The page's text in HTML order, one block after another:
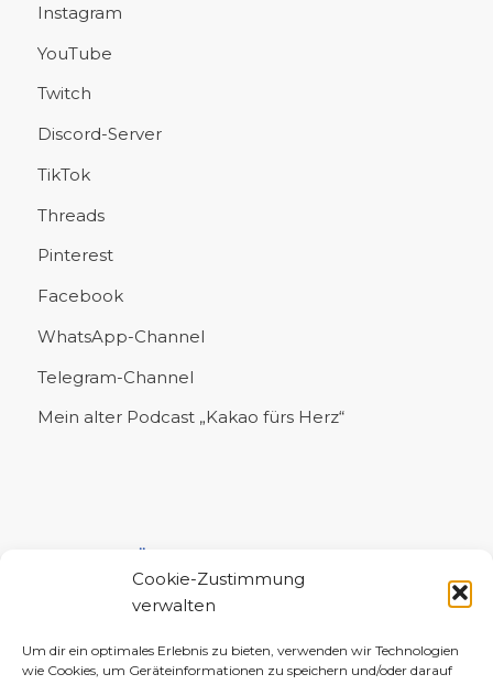
Cookie-Zustimmung
verwalten
Um dir ein optimales Erlebnis zu bieten, verwenden wir Technologien
wie Cookies, um Geräteinformationen zu speichern und/oder darauf
Instagram
YouTube
Twitch
Discord-Server
TikTok
Threads
Pinterest
Facebook
WhatsApp-Channel
Telegram-Channel
Mein alter Podcast „Kakao fürs Herz“